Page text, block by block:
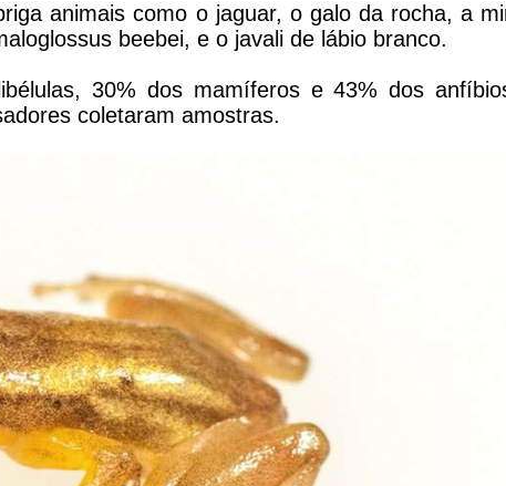
animais como o jaguar, o galo da rocha, a
beebei, e o javali de lábio branco.
30% dos mamíferos e 43% dos
coletaram amostras.